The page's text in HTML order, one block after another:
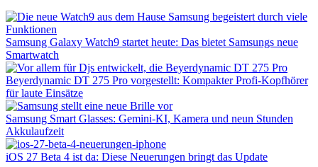
Samsung Galaxy Watch9 startet heute: Das bietet Samsungs neue
Smartwatch
Beyerdynamic DT 275 Pro vorgestellt: Kompakter Profi-Kopfhörer
für laute Einsätze
Samsung Smart Glasses: Gemini-KI, Kamera und neun Stunden
Akkulaufzeit
iOS 27 Beta 4 ist da: Diese Neuerungen bringt das Update